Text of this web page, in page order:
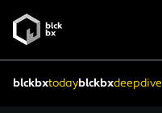
blckbxtodayblckbxdeepdive